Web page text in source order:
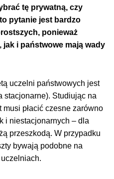
tę prywatną, czy
pytanie jest bardzo
ponieważ
i państwowe mają wady
uczelni państwowych jest
stacjonarne). Studiując na
płacić czesne zarówno
i niestacjonarnych – dla
przeszkodą. W przypadku
bywają podobne na